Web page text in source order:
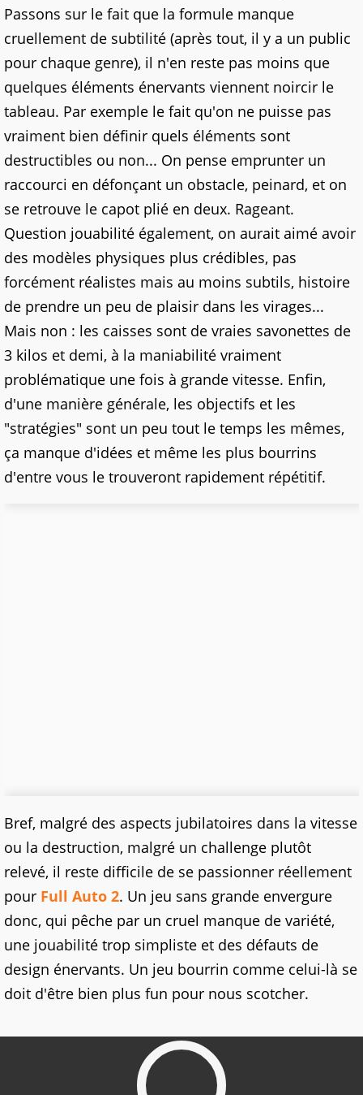
Passons sur le fait que la formule manque
cruellement de subtilité (après tout, il y a un public
pour chaque genre), il n'en reste pas moins que
quelques éléments énervants viennent noircir le
tableau. Par exemple le fait qu'on ne puisse pas
vraiment bien définir quels éléments sont
destructibles ou non... On pense emprunter un
raccourci en défonçant un obstacle, peinard, et on
se retrouve le capot plié en deux. Rageant.
Question jouabilité également, on aurait aimé avoir
des modèles physiques plus crédibles, pas
forcément réalistes mais au moins subtils, histoire
de prendre un peu de plaisir dans les virages...
Mais non : les caisses sont de vraies savonettes de
3 kilos et demi, à la maniabilité vraiment
problématique une fois à grande vitesse. Enfin,
d'une manière générale, les objectifs et les
"stratégies" sont un peu tout le temps les mêmes,
ça manque d'idées et même les plus bourrins
d'entre vous le trouveront rapidement répétitif.
Bref, malgré des aspects jubilatoires dans la vitesse
ou la destruction, malgré un challenge plutôt
relevé, il reste difficile de se passionner réellement
pour Full Auto 2. Un jeu sans grande envergure
donc, qui pêche par un cruel manque de variété,
une jouabilité trop simpliste et des défauts de
design énervants. Un jeu bourrin comme celui-là se
doit d'être bien plus fun pour nous scotcher.